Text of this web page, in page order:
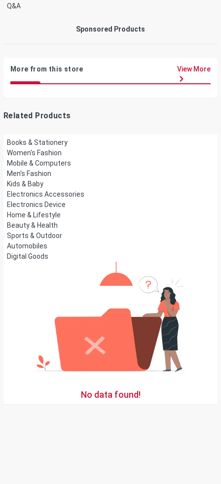
Q&A
Sponsored Products
More from this store View More
Related Products
Books & Stationery
Women's Fashion
Mobile & Computers
Men's Fashion
Kids & Baby
Electronics Accessories
Electronics Device
Home & Lifestyle
Beauty & Health
Sports & Outdoor
Automobiles
Digital Goods
No data found!